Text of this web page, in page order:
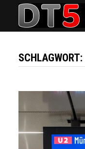
Zurück
Inhalt
SCHLAGWORT: